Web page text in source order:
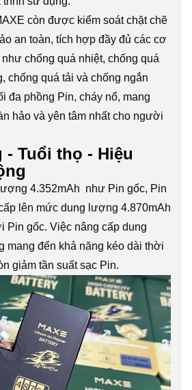
còn được kiểm soát chặt chẽ
an toàn, tích hợp đầy đủ các cơ
chống quá nhiệt, chống quá
chống quá tải và chống ngắn
đa phồng Pin, cháy nổ, mang
hảo và yên tâm nhất cho người
Tuổi thọ - Hiệu
4.352mAh như Pin gốc, Pin
lên mức dung lượng 4.870mAh
Pin gốc. Việc nâng cấp dung
mang đến khả năng kéo dài thời
giảm tần suất sạc Pin.